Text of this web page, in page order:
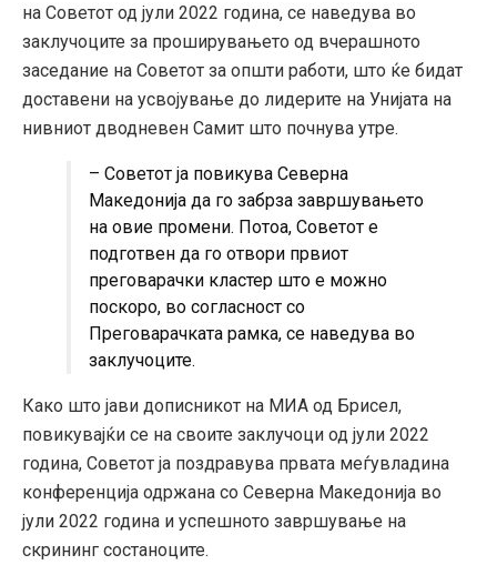
на Советот од јули 2022 година, се наведува во
заклучоците за проширувањето од вчерашното
заседание на Советот за општи работи, што ќе бидат
доставени на усвојување до лидерите на Унијата на
нивниот дводневен Самит што почнува утре.
– Советот ја повикува Северна
Македонија да го забрза завршувањето
на овие промени. Потоа, Советот е
подготвен да го отвори првиот
преговарачки кластер што е можно
поскоро, во согласност со
Преговарачката рамка, се наведува во
заклучоците.
Како што јави дописникот на МИА од Брисел,
повикувајќи се на своите заклучоци од јули 2022
година, Советот ја поздравува првата меѓувладина
конференција одржана со Северна Македонија во
јули 2022 година и успешното завршување на
скрининг состаноците.